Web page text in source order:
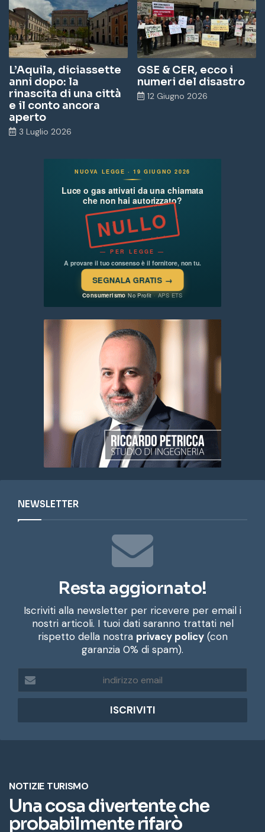
L’Aquila, diciassette
anni dopo: la
rinascita di una città
e il conto ancora
aperto
3 Luglio 2026
GSE & CER, ecco i
numeri del disastro
12 Giugno 2026
NEWSLETTER
Resta aggiornato!
Iscriviti alla newsletter per ricevere per email i
nostri articoli. I tuoi dati saranno trattati nel
rispetto della nostra privacy policy(con
garanzia 0% di spam).
d
r
e
m
a
i